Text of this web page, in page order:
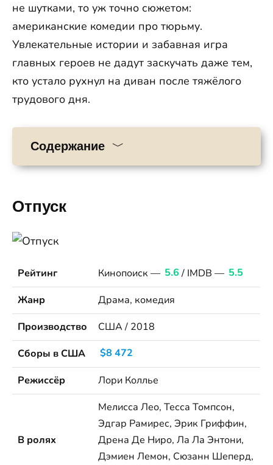
не шутками, то уж точно сюжетом:
американские комедии про тюрьму.
Увлекательные истории и забавная игра
главных героев не дадут заскучать даже тем,
кто устало рухнул на диван после тяжёлого
трудового дня.
Содержание
Отпуск
Рейтинг Кинопоиск — 5.6 / IMDB — 5.5
Жанр
Драма, комедия
Производство
США / 2018
Сборы в США
$8 472
Режиссёр
Лори Коллье
В ролях
Мелисса Лео, Тесса Томпсон,
Эдгар Рамирес, Эрик Гриффин,
Дрена Де Ниро, Ла Ла Энтони,
Дэмиен Лемон, Сюзанн Шеперд,